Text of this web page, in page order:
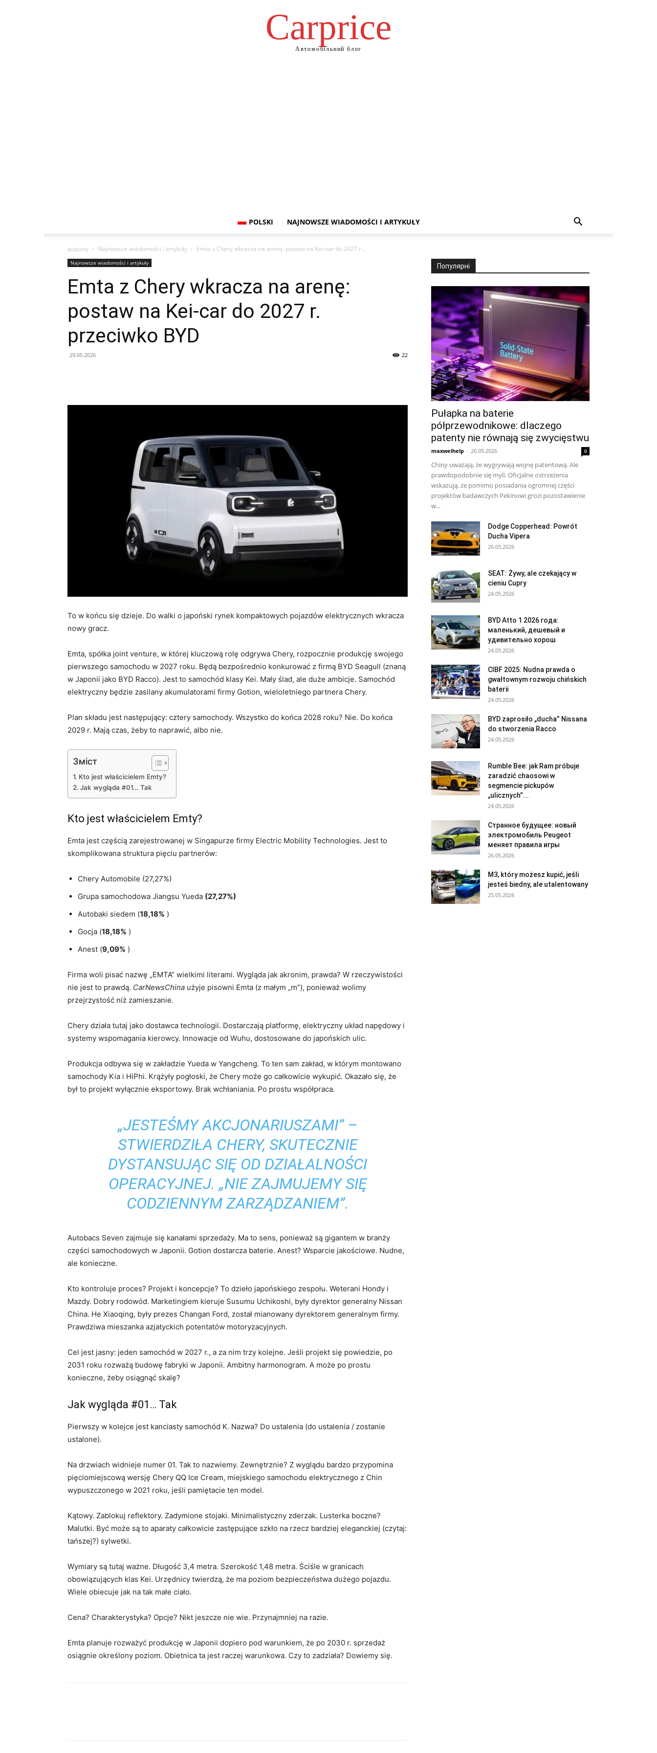
Сarprice
Автомобільний блог
POLSKI NAJNOWSZE WIADOMOŚCI I ARTYKUŁY
додому Najnowsze wiadomości i artykuły Emta z Chery wkracza na arenę: postaw na Kei-car do 2027 r....
Najnowsze wiadomości i artykuły
Emta z Chery wkracza na arenę:
postaw na Kei-car do 2027 r.
przeciwko BYD
29.05.2026 22
To w końcu się dzieje. Do walki o japoński rynek kompaktowych pojazdów elektrycznych wkracza
nowy gracz.
Emta, spółka joint venture, w której kluczową rolę odgrywa Chery, rozpocznie produkcję swojego
pierwszego samochodu w 2027 roku. Będą bezpośrednio konkurować z firmą BYD Seagull (znaną
w Japonii jako BYD Racco). Jest to samochód klasy Kei. Mały ślad, ale duże ambicje. Samochód
elektryczny będzie zasilany akumulatorami firmy Gotion, wieloletniego partnera Chery.
Plan składu jest następujący: cztery samochody. Wszystko do końca 2028 roku? Nie. Do końca
2029 r. Mają czas, żeby to naprawić, albo nie.
Зміст
Kto jest właścicielem Emty?
Jak wygląda #01… Tak
Kto jest właścicielem Emty?
Emta jest częścią zarejestrowanej w Singapurze firmy Electric Mobility Technologies. Jest to
skomplikowana struktura pięciu partnerów:
Chery Automobile (27,27%)
Grupa samochodowa Jiangsu Yueda (27,27%)
Autobaki siedem (18,18% )
Gocja (18,18% )
Anest (9,09% )
Firma woli pisać nazwę „EMTA” wielkimi literami. Wygląda jak akronim, prawda? W rzeczywistości
nie jest to prawdą. CarNewsChina użyje pisowni Emta (z małym „m”), ponieważ wolimy
przejrzystość niż zamieszanie.
Chery działa tutaj jako dostawca technologii. Dostarczają platformę, elektryczny układ napędowy i
systemy wspomagania kierowcy. Innowacje od Wuhu, dostosowane do japońskich ulic.
Produkcja odbywa się w zakładzie Yueda w Yangcheng. To ten sam zakład, w którym montowano
samochody Kia i HiPhi. Krążyły pogłoski, że Chery może go całkowicie wykupić. Okazało się, że
był to projekt wyłącznie eksportowy. Brak wchłaniania. Po prostu współpraca.
„JESTEŚMY AKCJONARIUSZAMI” –
STWIERDZIŁA CHERY, SKUTECZNIE
DYSTANSUJĄC SIĘ OD DZIAŁALNOŚCI
OPERACYJNEJ. „NIE ZAJMUJEMY SIĘ
CODZIENNYM ZARZĄDZANIEM”.
Autobacs Seven zajmuje się kanałami sprzedaży. Ma to sens, ponieważ są gigantem w branży
części samochodowych w Japonii. Gotion dostarcza baterie. Anest? Wsparcie jakościowe. Nudne,
ale konieczne.
Kto kontroluje proces? Projekt i koncepcje? To dzieło japońskiego zespołu. Weterani Hondy i
Mazdy. Dobry rodowód. Marketingiem kieruje Susumu Uchikoshi, były dyrektor generalny Nissan
China. He Xiaoqing, były prezes Changan Ford, został mianowany dyrektorem generalnym firmy.
Prawdziwa mieszanka azjatyckich potentatów motoryzacyjnych.
Cel jest jasny: jeden samochód w 2027 r., a za nim trzy kolejne. Jeśli projekt się powiedzie, po
2031 roku rozważą budowę fabryki w Japonii. Ambitny harmonogram. A może po prostu
konieczne, żeby osiągnąć skalę?
Jak wygląda #01… Tak
Pierwszy w kolejce jest kanciasty samochód K. Nazwa? Do ustalenia (do ustalenia / zostanie
ustalone).
Na drzwiach widnieje numer 01. Tak to nazwiemy. Zewnętrznie? Z wyglądu bardzo przypomina
pięciomiejscową wersję Chery QQ Ice Cream, miejskiego samochodu elektrycznego z Chin
wypuszczonego w 2021 roku, jeśli pamiętacie ten model.
Kątowy. Zablokuj reflektory. Zadymione stojaki. Minimalistyczny zderzak. Lusterka boczne?
Malutki. Być może są to aparaty całkowicie zastępujące szkło na rzecz bardziej eleganckiej (czytaj:
tańszej?) sylwetki.
Wymiary są tutaj ważne. Długość 3,4 metra. Szerokość 1,48 metra. Ściśle w granicach
obowiązujących klas Kei. Urzędnicy twierdzą, że ma poziom bezpieczeństwa dużego pojazdu.
Wiele obiecuje jak na tak małe ciało.
Cena? Charakterystyka? Opcje? Nikt jeszcze nie wie. Przynajmniej na razie.
Emta planuje rozważyć produkcję w Japonii dopiero pod warunkiem, że po 2030 r. sprzedaż
osiągnie określony poziom. Obietnica ta jest raczej warunkowa. Czy to zadziała? Dowiemy się.
Популярні
Pułapka na baterie
półprzewodnikowe: dlaczego
patenty nie równają się zwycięstwu
maxwelhelp - 26.05.2026 0
Chiny uważają, że wygrywają wojnę patentową. Ale
prawdopodobnie się myli. Oficjalne ostrzeżenia
wskazują, że pomimo posiadania ogromnej części
projektów badawczych Pekinowi grozi pozostawienie
w...
Dodge Copperhead: Powrót
Ducha Vipera
26.05.2026
SEAT: Żywy, ale czekający w
cieniu Cupry
24.05.2026
BYD Atto 1 2026 года:
маленький, дешевый и
удивительно хорош
24.05.2026
CIBF 2025: Nudna prawda o
gwałtownym rozwoju chińskich
baterii
24.05.2026
BYD zaprosiło „ducha” Nissana
do stworzenia Racco
24.05.2026
Rumble Bee: jak Ram próbuje
zaradzić chaosowi w
segmencie pickupów
„ulicznych”...
24.05.2026
Странное будущее: новый
электромобиль Peugeot
меняет правила игры
26.05.2026
M3, który możesz kupić, jeśli
jesteś biedny, ale utalentowany
25.05.2026